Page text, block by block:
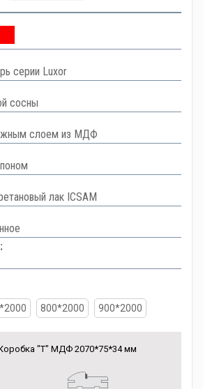
серии Luxor
сосны
слоем из МДФ
лак ICSAM
800*2000 900*2000
"Т" МДФ 2070*75*34 мм